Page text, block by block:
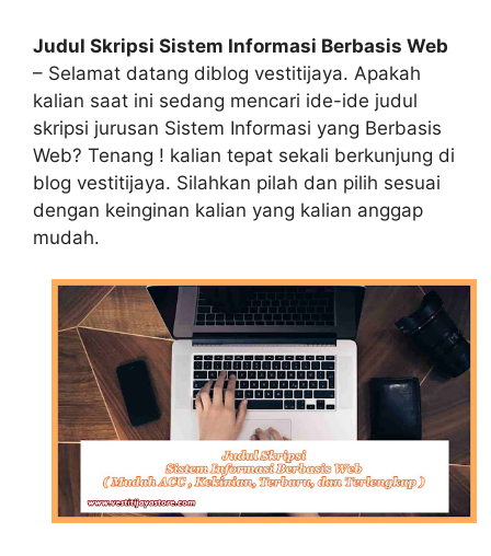
Judul Skripsi Sistem Informasi Berbasis Web
– Selamat datang diblog vestitijaya. Apakah
kalian saat ini sedang mencari ide-ide judul
skripsi jurusan Sistem Informasi yang Berbasis
Web? Tenang ! kalian tepat sekali berkunjung di
blog vestitijaya. Silahkan pilah dan pilih sesuai
dengan keinginan kalian yang kalian anggap
mudah.